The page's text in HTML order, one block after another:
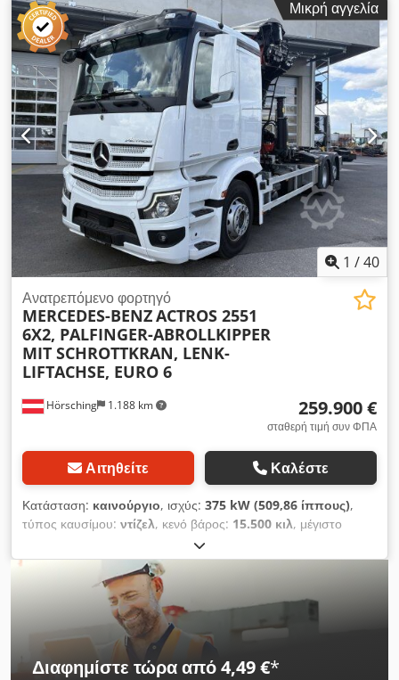
Μικρή αγγελία
1 /40
Hörsching 1.188 km
Ανατρεπόμενο φορτηγό
MERCEDES-BENZACTROS 2551
6X2, PALFINGER-ABROLLKIPPER
MIT SCHROTTKRAN, LENK-
LIFTACHSE, EURO 6
259.900 €
σταθερή τιμή συν ΦΠΑ
Αιτηθείτε Καλέστε
Κατάσταση: καινούργιο, ισχύς: 375 kW (509,86 ίππους),
τύπος καυσίμου: ντίζελ, κενό βάρος: 15.500 κιλ, μέγιστο
, συνολικό βάρος:
μέγεθος ελαστικού:315/80 R 22.5, διάταξη αξόνων:3 άξονες,
5.200 χιλ., φρένα:
καμπίνα ύπνου, τύπος μετάδοσης: αυτόματο, κατηγορία
Euro 6, ανάρτηση: χάλυβας-αέρας
θέσεων:2, αριθμός κρεβατιών: 1, Εξοπλισμός:ABS, γερανός,
εγγραφή φορτηγού, κεντρικό κλείδωμα, κλείδωμα
διαφορικού, κλιματισμός, πνευματικό φρένο, προβολείς
Διαφημίστε τώρα από 4,49 €*